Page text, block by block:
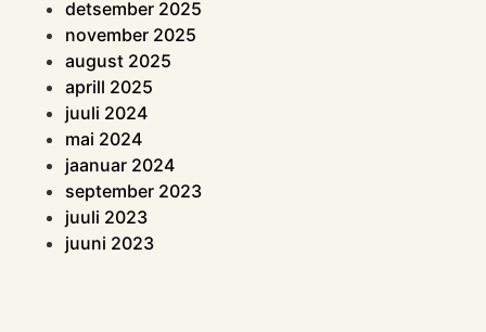
detsember 2025
november 2025
august 2025
aprill 2025
juuli 2024
mai 2024
jaanuar 2024
september 2023
juuli 2023
juuni 2023